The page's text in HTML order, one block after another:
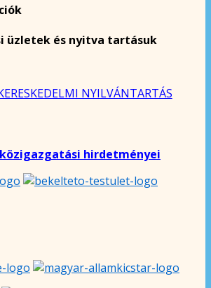
üzletek és nyitva tartásuk
NYILVÁNTARTÁS
hirdetményei